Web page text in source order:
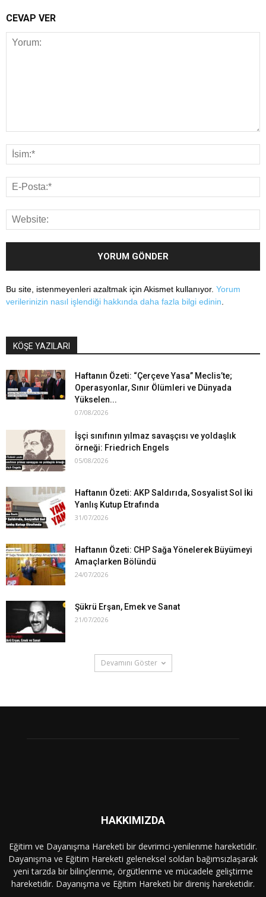
CEVAP VER
Bu site, istenmeyenleri azaltmak için Akismet kullanıyor. Yorum
verilerinizin nasıl işlendiği hakkında daha fazla bilgi edinin
KÖŞE YAZILARI
Haftanın Özeti: “Çerçeve Yasa” Meclis’te;
Operasyonlar, Sınır Ölümleri ve Dünyada
Yükselen...
07/08/2026
İşçi sınıfının yılmaz savaşçısı ve yoldaşlık
örneği: Friedrich Engels
05/08/2026
Haftanın Özeti: AKP Saldırıda, Sosyalist Sol İki
Yanlış Kutup Etrafında
31/07/2026
Haftanın Özeti: CHP Sağa Yönelerek Büyümeyi
Amaçlarken Bölündü
24/07/2026
Şükrü Erşan, Emek ve Sanat
21/07/2026
Devamını Göster
HAKKIMIZDA
Eğitim ve Dayanışma Hareketi bir devrimci-yenilenme hareketidir.
Dayanışma ve Eğitim Hareketi geleneksel soldan bağımsızlaşarak
yeni tarzda bir bilinçlenme, örgütlenme ve mücadele geliştirme
hareketidir. Dayanışma ve Eğitim Hareketi bir direniş hareketidir.